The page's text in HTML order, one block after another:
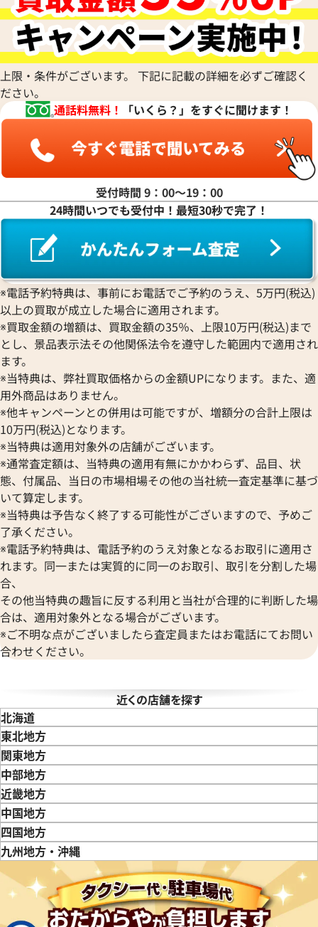
ィノ IW391008
格
9日時点の参考買取価格です
IWC ポートフィノ IW391002
参考買取価格
※2024年7月9日時点の参考買
イマー オートマティック
格
日時点の参考買取価格です
IWC アクアタイマー
参考買取価格
※2024年6月27日時点の参考
イマー IW353804
日時点の参考買取価格です
365,000
※2024年7月27日時点の参考
アルマン・ニコレ
WALTHAM
ウォルサム
HUBLOT
ウブロ
ETERNA
エテルナ
エドックス
EBERHARD
エベラール
エポス
Hermes
エルメス
OMEGA
オメガ
ORIENT
オリエント
ORIS
オリス
Audemars Piguet
オーデマ ピゲ
Vacheron Constantin
ヴァシュロン・コンスタンタン
Van Cleef & Arpels
ヴァンクリーフ＆アーペル
Versace
ヴェルサーチ
Wempe
ヴェンペ
CVSTOS
クストス
Chronoswiss
クロノスイス
GUCCI
グッチ
Graham
Grand Seiko
グランドセイコー
CORUM
コルム
Concord
コンコルド
ショパール
CHAUMET
ショーメ
Jacob & Co.
ジェイコブ
Gerald Genta
ジェラルド・ジェンタ
ジャガー・ルクルト
Jaquet Droz
Girard-Perregaux
ジラール・ペルゴ
Sinn
ストーヴァ
SEIKO
セイコー
CENTURY
センチュリー
ZENITH
ゼニス
Dior
ディオール
Panerai
パネライ
Parmigiani Fleurier
パルミジャーニ・フルリエ
Piaget
ピアジェ
PIERRE KUNZ
ピエール・クンツ
FRANCK MULLER
ブシュロン
BREITLING
ブライトリング
Blancpain
ブランパン
BVLGARI
ブルガリ
Breguet
ブレゲ
BULOVA
ブローバ
Bell & Ross
ベル＆ロス
BAUME＆MERCIER
ボーム＆メルシエ
BALL Watch
ボール ウォッチ
リシャール・ミル
Louis Vuitton
ルイ・ヴィトン
Luminox
ルミノックス
Ressence
レッセンス
ROGER DUBUIS
ロジェ・デュブイ
ROLEX
ロレックス
ロンジン
上限・条件がございます。 下記に記載の詳細を必ずご確認く
ださい。
通話料無料！
「いくら？」をすぐに聞けます！
受付時間 9：00〜19：00
24時間いつでも受付中！最短30秒で完了！
※電話予約特典は、事前にお電話でご予約のうえ、5万円(税込)
以上の買取が成立した場合に適用されます。
※買取金額の増額は、買取金額の35％、上限10万円(税込)まで
とし、景品表示法その他関係法令を遵守した範囲内で適用され
ます。
※当特典は、弊社買取価格からの金額UPになります。また、適
用外商品はありません。
※他キャンペーンとの併用は可能ですが、増額分の合計上限は
10万円(税込)となります。
※当特典は適用対象外の店舗がございます。
※通常査定額は、当特典の適用有無にかかわらず、品目、状
態、付属品、当日の市場相場その他の当社統一査定基準に基づ
いて算定します。
※当特典は予告なく終了する可能性がございますので、予めご
了承ください。
※電話予約特典は、電話予約のうえ対象となるお取引に適用さ
れます。同一または実質的に同一のお取引、取引を分割した場
合、
その他当特典の趣旨に反する利用と当社が合理的に判断した場
合は、適用対象外となる場合がございます。
※ご不明な点がございましたら査定員またはお電話にてお問い
合わせください。
近くの店舗を探す
北海道
東北地方
青森県岩手県
関東地方
東京都神奈川県
中部地方
新潟県富山県
近畿地方
三重県滋賀県
中国地方
鳥取県島根県
四国地方
徳島県香川県愛媛県
九州地方・沖縄
福岡県
佐賀県 長崎県 熊本県大分県宮崎県鹿児島県